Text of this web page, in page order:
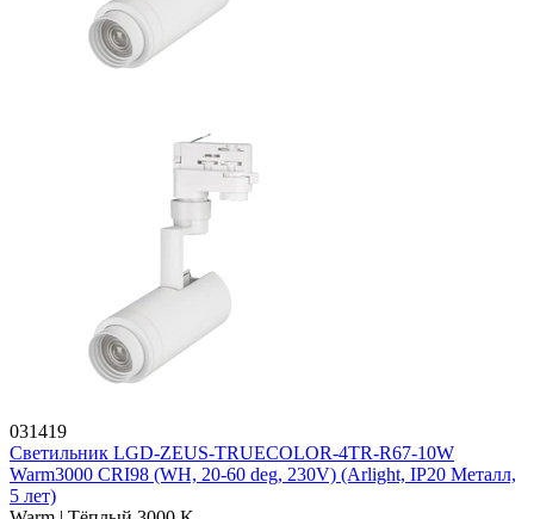
031419
Светильник LGD-ZEUS-TRUECOLOR-4TR-R67-10W
Warm3000 CRI98 (WH, 20-60 deg, 230V) (Arlight, IP20 Металл,
5 лет)